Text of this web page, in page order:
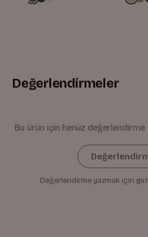
Değerlendirmeler
Bu ürün için henüz
Değerlendirme yazmak için